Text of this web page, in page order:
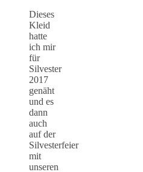
Dieses
Kleid
hatte
ich mir
für
Silvester
2017
genäht
und es
dann
auch
auf der
Silvesterfeier
mit
unseren